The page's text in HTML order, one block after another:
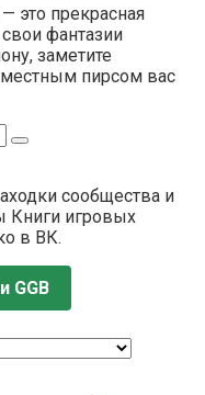
это прекрасная
фантазии
заметите
пирсом вас
сообщества и
Книги игровых
в ВК.
GGB